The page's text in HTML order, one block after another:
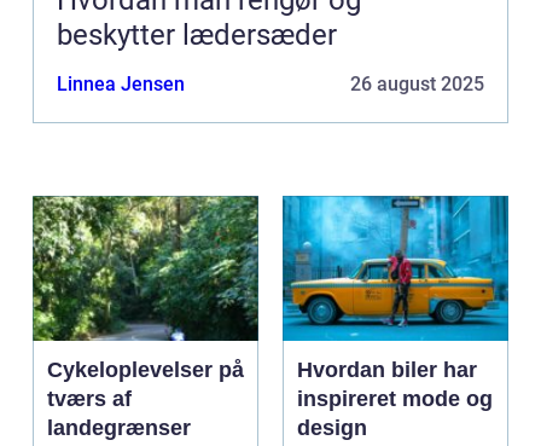
beskytter lædersæder
Linnea Jensen 26 august 2025
Cykeloplevelser på
tværs af
landegrænser
Hvordan biler har
inspireret mode og
design